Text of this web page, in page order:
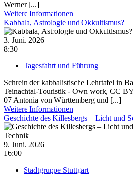
Werner [...]
Weitere Informationen
Kabbala, Astrologie und Okkultismus?
3. Juni. 2026
8:30
Tagesfahrt und Führung
Schrein der kabbalistische Lehrtafel in
Teinachtal-Touristik - Own work, CC
07 Antonia von Württemberg und [...]
Weitere Informationen
Geschichte des Killesbergs – Licht und
9. Juni. 2026
16:00
Stadtgruppe Stuttgart